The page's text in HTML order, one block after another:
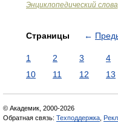
Энциклопедический
Страницы ←
1 2 3 4
10
11 12 13
© Академик, 2000-2026
Обратная связь: Техподдержка